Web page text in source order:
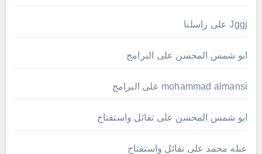
Jggjعلى راسلنا
ابو شمس المحسن على البرامج
mohammad almansi على البرامج
ابو شمس المحسن على تفائل واستفتاح
عبله محمد على تفائل واستفتاح